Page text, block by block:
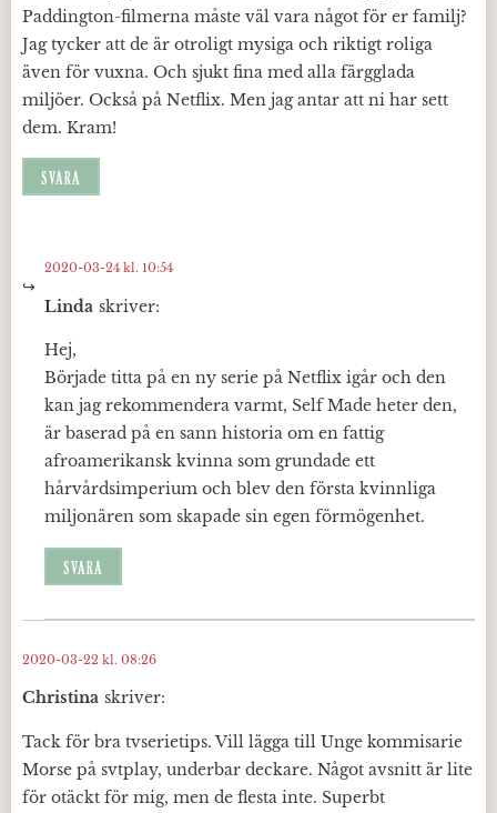
Paddington-filmerna måste väl vara något för er familj?
Jag tycker att de är otroligt mysiga och riktigt roliga
även för vuxna. Och sjukt fina med alla färgglada
miljöer. Också på Netflix. Men jag antar att ni har sett
dem. Kram!
SVARA
Linda skriver:
2020-03-24 kl. 10:54
Hej,
Började titta på en ny serie på Netflix igår och den
kan jag rekommendera varmt, Self Made heter den,
är baserad på en sann historia om en fattig
afroamerikansk kvinna som grundade ett
hårvårdsimperium och blev den första kvinnliga
miljonären som skapade sin egen förmögenhet.
SVARA
Christina skriver:
2020-03-22 kl. 08:26
Tack för bra tvserietips. Vill lägga till Unge kommisarie
Morse på svtplay, underbar deckare. Något avsnitt är lite
för otäckt för mig, men de flesta inte. Superbt